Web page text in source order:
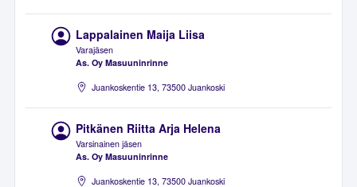
Lappalainen Maija Liisa
Varajäsen
As. Oy Masuuninrinne
Juankoskentie 13, 73500 Juankoski
Pitkänen Riitta Arja Helena
Varsinainen jäsen
As. Oy Masuuninrinne
Juankoskentie 13, 73500 Juankoski